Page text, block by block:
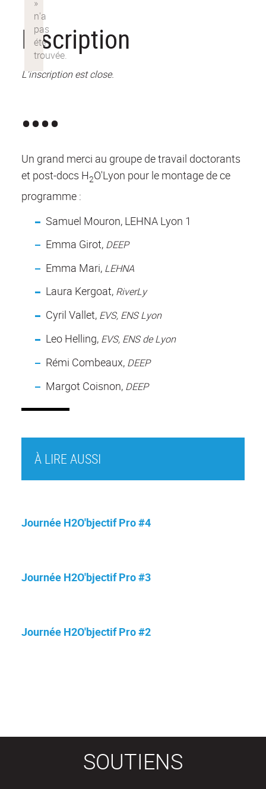
Inscription
L'inscription est close.
••••
Un grand merci au groupe de travail doctorants
et post-docs H2O'Lyon pour le montage de ce
programme :
Samuel Mouron, LEHNA Lyon 1
Emma Girot, DEEP
Emma Mari, LEHNA
Laura Kergoat, RiverLy
Cyril Vallet, EVS, ENS Lyon
Leo Helling, EVS, ENS de Lyon
Rémi Combeaux, DEEP
Margot Coisnon, DEEP
À LIRE AUSSI
Journée H2O'bjectif Pro #4
Journée H2O'bjectif Pro #3
Journée H2O'bjectif Pro #2
SOUTIENS